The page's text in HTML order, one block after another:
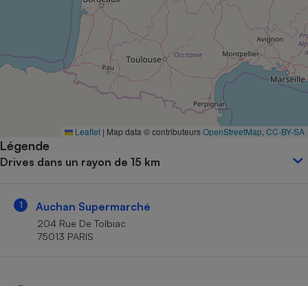
Leaflet | Map data © contributeursOpenStreetMap CC-BY-SA
Légende
Drives dans un rayon de 15 km
1 Auchan Supermarché
204 Rue De Tolbiac
75013 PARIS
Complément
alimentaire
Assurance emprunteur
Banque
Petit électroménager -
Matelas
Mutuelle